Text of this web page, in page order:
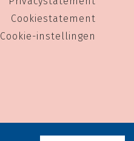
Cookiestatement
Cookie-instellingen